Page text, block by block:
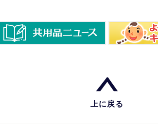
上に戻る